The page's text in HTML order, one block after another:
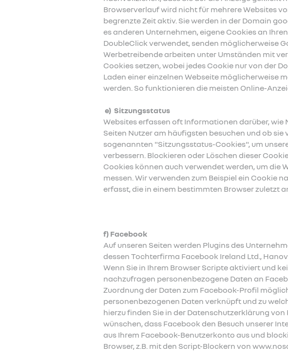
Browserverlauf wird nicht für mehrere Websites
begrenzte Zeit aktiv. Sie werden in der Domain
es anderen Unternehmen, eigene Cookies an
DoubleClick verwendet, senden möglicherweise
Werbetreibende arbeiten unter Umständen mit
Cookies setzen, wobei jedes Cookie nur von der
Laden einer einzelnen Webseite möglicherweise
werden. So funktionieren die meisten Online-
e) Sitzungsstatus
Websites erfassen oft Informationen darüber, wie
Seiten Nutzer am häufigsten besuchen und ob
sogenannten "Sitzungsstatus-Cookies", um
verbessern. Blockieren oder Löschen dieser
Cookies können auch verwendet werden, um die
messen. Wir verwenden zum Beispiel ein Cookie
erfasst, die in einem bestimmten Browser zuletzt
f) Facebook
Auf unseren Seiten werden Plugins des
dessen Tochterfirma Facebook Ireland Ltd.,
Wenn Sie in Ihrem Browser Scripte aktiviert und
nachzufragen personenbezogene Daten an
Zuordnung der Daten zum Facebook-Profil
personenbezogenen Daten verknüpft und zu
hierzu finden Sie in der Datenschutzerklärung
wünschen, dass Facebook den Besuch unserer
aus Ihrem Facebook-Benutzerkonto aus und
Browser, z.B. mit den Script-Blockern von